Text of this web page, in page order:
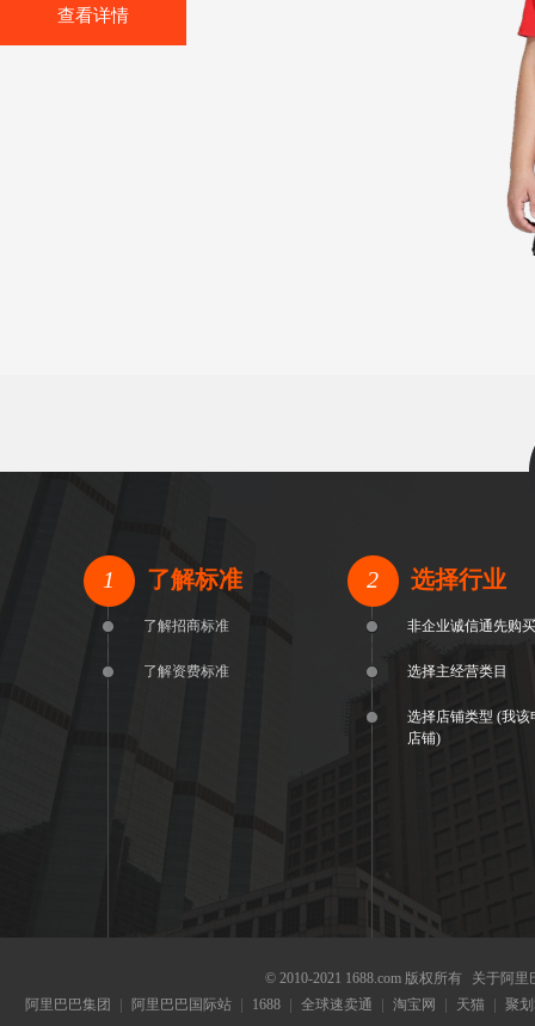
查看详情
1 了解标准
了解招商标准
了解资费标准
2 选择行业
非企业诚信通先购
选择主经营类目
选择店铺类型 (我该
店铺)
© 2010-2021 1688.com 版权所有
关于阿里
阿里巴巴集团
阿里巴巴国际站 1688 全球速卖通 淘宝网 天猫 聚